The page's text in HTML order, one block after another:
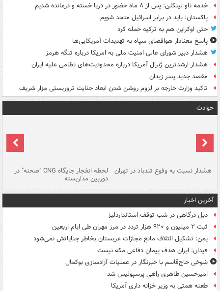
خدمه ناو لینکلن: پس از ۸ ماه حضور در دریا خسته و درمانده‌ شدیم
پاکستان: باید در برابر اسرائیل متحد شویم
حتی اوکراین هم به ترکیه حمله کرد
پاسخ معنادار هوافضای سپاه به تهدیدات آمریکایی‌ها
هشدار دبیر شورای عالی امنیت ملی به امریکا درباره تنگه هرمز
هشدار ارشدترین ژنرال آمریکا درباره محدودیت‌های نظامی علیه ایران
مقصد جدید پسر زیدان
تاکید وزارت خارجه بر لزوم روشن شدن ابعاد جنایت تروریستی مزار شریف
حوادث
هشدار نسبت به وفوع تندباد در تهران لحظه انفجار جایگاه CNG "صحنه" در
دوربین مداربسته
آخرین اخبار
دبل درگاهی در شب توقف استانداردلیژ
ثبت ۲ میلیون و ۹۲۰ هزار تردد در مرز مهران طی ایام اربعین
یمن: تشکیل ائتلاف مانع مجازات عربستان بخاطر جنایاتش نمی‌شود
فیدان: ایران هدف پیمان دفاعی مکه نیست
شوخی حاج‌قاسم با خبرنگار در عملیات آزادسازی بوکمال
امیرحسین طاهری راهی پرسپولیس شد
طعنه همتی به وزیر خزانه داری آمریکا